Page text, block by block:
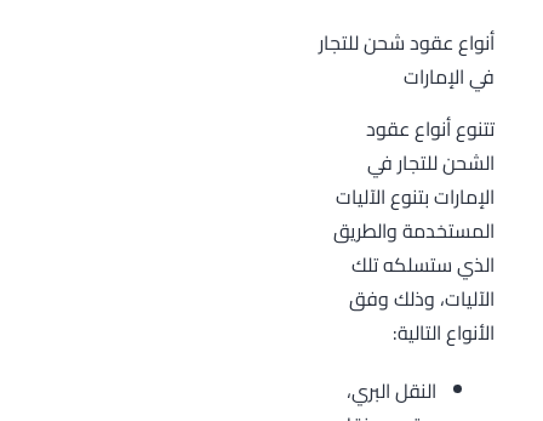
أنواع عقود شحن للتجار
في الإمارات
تتنوع أنواع عقود
الشحن للتجار في
الإمارات بتنوع الآليات
المستخدمة والطريق
الذي ستسلكه تلك
الآليات، وذلك وفق
الأنواع التالية:
النقل البري،